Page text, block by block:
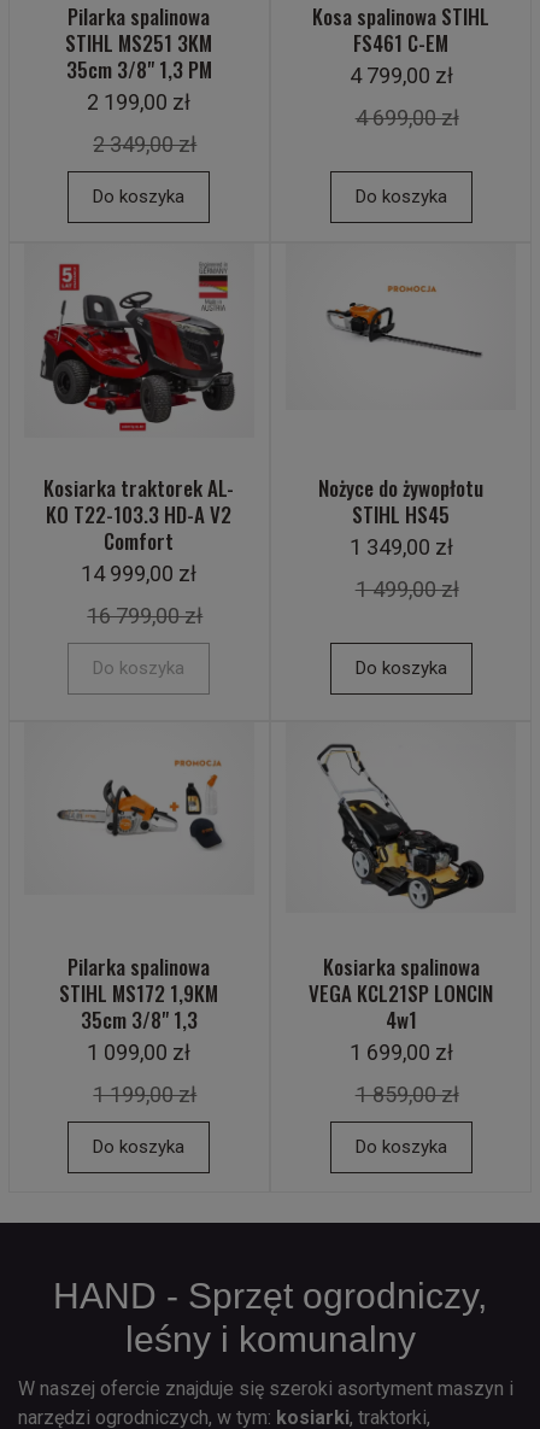
Pilarka spalinowa
STIHL MS251 3KM
35cm 3/8" 1,3 PM
2 199,00 zł
2 349,00 zł
Do koszyka
Kosa spalinowa STIHL
FS461 C-EM
4 799,00 zł
4 699,00 zł
Do koszyka
Kosiarka traktorek AL-
KO T22-103.3 HD-A V2
Comfort
14 999,00 zł
16 799,00 zł
Do koszyka
Nożyce do żywopłotu
STIHL HS45
1 349,00 zł
1 499,00 zł
Do koszyka
Pilarka spalinowa
STIHL MS172 1,9KM
35cm 3/8" 1,3
1 099,00 zł
1 199,00 zł
Do koszyka
Kosiarka spalinowa
VEGA KCL21SP LONCIN
4w1
1 699,00 zł
1 859,00 zł
Do koszyka
HAND - Sprzęt ogrodniczy,
leśny i komunalny
W naszej ofercie znajduje się szeroki asortyment maszyn i
narzędzi ogrodniczych, w tym: kosiarki, traktorki,